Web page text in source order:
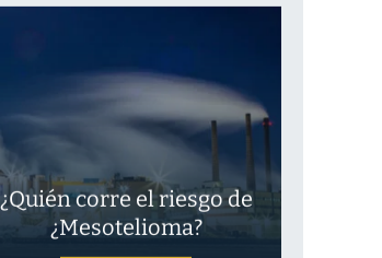
¿Quién corre el riesgo de
¿Mesotelioma?